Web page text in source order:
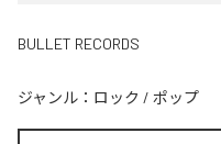
BULLET RECORDS
ジャンル： ロック / ポップ